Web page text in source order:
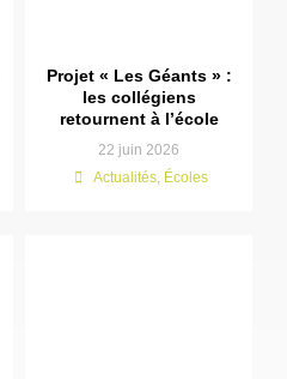
Projet « Les Géants » :
les collégiens
retournent à l’école
22 juin 2026
Actualités, Écoles